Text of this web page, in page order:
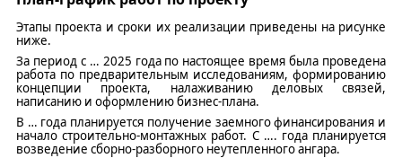
Этапы проекта и сроки их реализации приведены на рисунке
ниже.
За период с … 2025 года по настоящее время была проведена
работа по предварительным исследованиям, формированию
концепции проекта, налаживанию деловых связей,
написанию и оформлению бизнес-плана.
В … года планируется получение заемного финансирования и
начало строительно-монтажных работ. С ….года планируется
возведение сборно-разборного неутепленногоангара.